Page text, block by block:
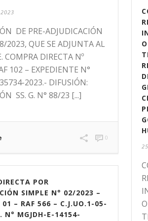
DE PRE-ADJUDICACIÓN
2023, QUE SE ADJUNTA AL
COMPRA DIRECTA Nº
102 – EXPEDIENTE N°
2023.- DIFUSIÓN:
SS. G. N° 88/23 [...]
0
POR
SIMPLE N° 02/2023 –
– RAF 566 – C.J.UO.1-05-
N° MGJDH-E-14154-